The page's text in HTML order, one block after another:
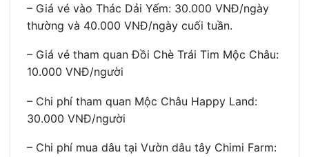
– Giá vé vào Thác Dải Yếm: 30.000 VNĐ/ngày
thường và 40.000 VNĐ/ngày cuối tuần.
– Giá vé tham quan Đồi Chè Trái Tim Mộc Châu:
10.000 VNĐ/người
– Chi phí tham quan Mộc Châu Happy Land:
30.000 VNĐ/người
– Chi phí mua dâu tại Vườn dâu tây Chimi Farm: